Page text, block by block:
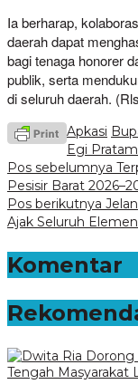
Ia berharap,
daerah dapat
bagi tenaga honorer
publik, serta
di seluruh daerah.
Apkasi
Egi
Navigasi
pos
Pos sebelumnya
Pesisir Barat
Pos berikutnya
Ajak Seluruh
Komentar